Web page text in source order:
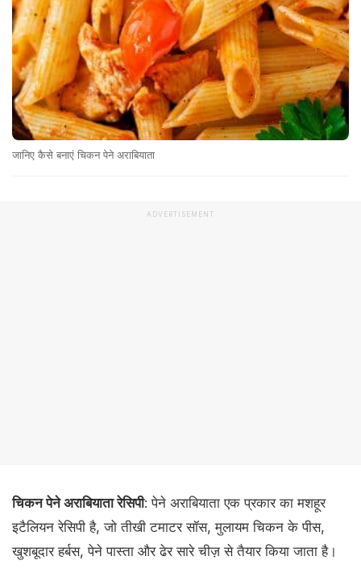
जानिए कैसे बनाएं चिकन पेने अराबियाता
ADVERTISEMENT
चिकन पेने अराबियाता रेसिपी: पेने अराबियाता एक प्रकार का मशहूर
इटैलियन रेसिपी है, जो तीखी टमाटर सॉस, मुलायम चिकन के पीस,
खुशबूदार हर्बस, पेने पास्ता और ढेर सारे चीज़ से तैयार किया जाता है।